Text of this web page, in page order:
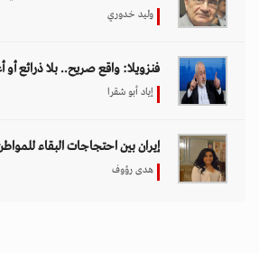
وليد خدوري
فنزويلا: واقع صريح.. بلا ذرائع أو
إياد أبو شقرا
إيران بين احتجاجات البقاء
هدى رؤوف